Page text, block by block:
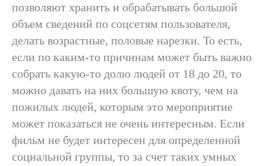
позволяют хранить и обрабатывать большой
объем сведений по соцсетям пользователя,
делать возрастные, половые нарезки. То есть,
если по каким-то причинам может быть важно
собрать какую-то долю людей от 18 до 20, то
можно давать на них большую квоту, чем на
пожилых людей, которым это мероприятие
может показаться не очень интересным. Если
фильм не будет интересен для определенной
социальной группы, то за счет таких умных